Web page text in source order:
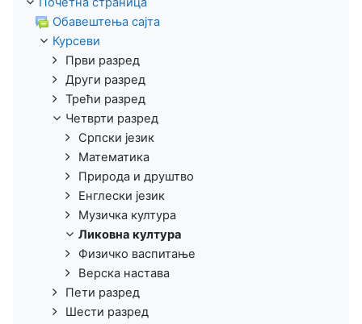
Обавештења сајта
Курсеви
Први разред
Други разред
Трећи разред
Четврти разред
Српски језик
Математика
Природа и друштво
Енглески језик
Музичка култура
Ликовна култура
Физичко васпитање
Верска настава
Пети разред
Шести разред